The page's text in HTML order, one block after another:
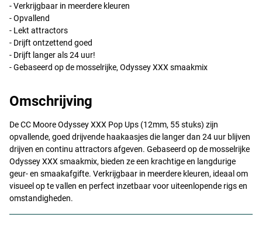
- Verkrijgbaar in meerdere kleuren
- Opvallend
- Lekt attractors
- Drijft ontzettend goed
- Drijft langer als 24 uur!
- Gebaseerd op de mosselrijke, OdysseyXXX smaakmix
Omschrijving
De CC Moore OdysseyXXX Pop Ups (12mm, 55 stuks) zijn
opvallende, goed drijvende haakaasjes die langer dan 24 uur blijven
drijven en continu attractors afgeven. Gebaseerd op de mosselrijke
OdysseyXXX smaakmix, bieden ze een krachtige en langdurige
geur- en smaakafgifte. Verkrijgbaar in meerdere kleuren, ideaal om
visueel op te vallen en perfect inzetbaar voor uiteenlopende rigs en
omstandigheden.